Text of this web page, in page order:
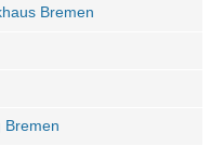
Bremen
Bremen